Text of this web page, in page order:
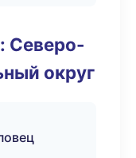
Северо-
округ